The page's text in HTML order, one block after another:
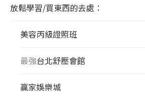
放鬆學習/買東西的去處：
美容丙級證照班
最強台北舒壓會館
贏家娛樂城